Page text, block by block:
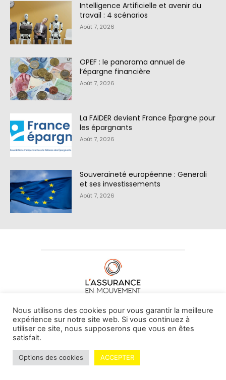
Intelligence Artificielle et avenir du
travail : 4 scénarios
Août 7, 2026
OPEF : le panorama annuel de
l’épargne financière
Août 7, 2026
La FAIDER devient France Épargne pour
les épargnants
Août 7, 2026
Souveraineté européenne : Generali
et ses investissements
Août 7, 2026
À PROPOS DE NOUS•CONTACT
© L'assurance en mouvement -By Vovoxx Média
Mentions légales Contributeurs
Nous utilisons des cookies pour vous garantir la meilleure
expérience sur notre site web. Si vous continuez à
utiliser ce site, nous supposerons que vous en êtes
satisfait.
Options des cookies ACCEPTER